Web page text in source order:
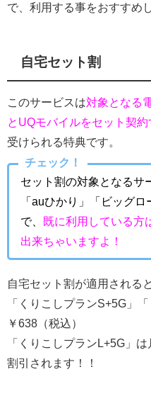
で、利用する事をおすすめ
自宅セット割
このサービスは対象となる
とUQモバイルをセット契約
受けられる特典です。
チェック！
セット割の対象となるサ
「auひかり」「ビッグ
で、
既に利用している方
出来ちゃいますよ！
自宅セット割が適用される
「くりこしプランS+5G」
￥638（税込）
「くりこしプランL+5G」
割引されます！！